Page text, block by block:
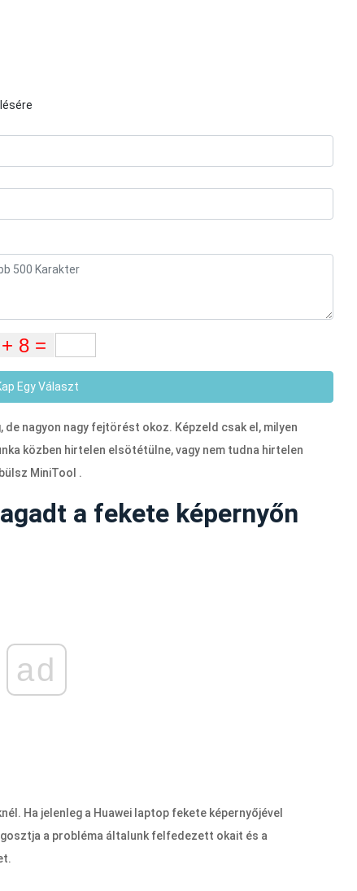
Egy Választ
nagyon nagy fejtörést okoz. Képzeld csak el, milyen
közben hirtelen elsötétülne, vagy nem tudna hirtelen
MiniTool .
a fekete képernyőn
ad
Ha jelenleg a Huawei laptop fekete képernyőjével
a probléma általunk felfedezett okait és a